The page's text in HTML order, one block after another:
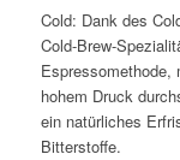
Cold: Dank des
Cold-Brew-
Espressomethode,
hohem Druck
ein natürliches
Bitterstoffe.